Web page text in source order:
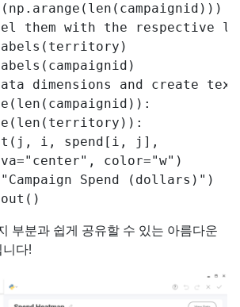
them with the respective
dimensions and create
i, spend[i, j],
color="w")
Spend (dollars)")
부분과 쉽게 공유할 수 있는 아름다운
다!